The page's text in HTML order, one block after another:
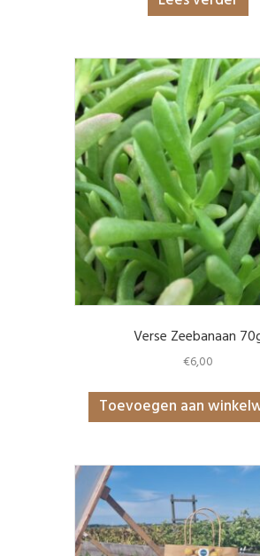
Verse Zeebanaan
€6,00
Toevoegen aan